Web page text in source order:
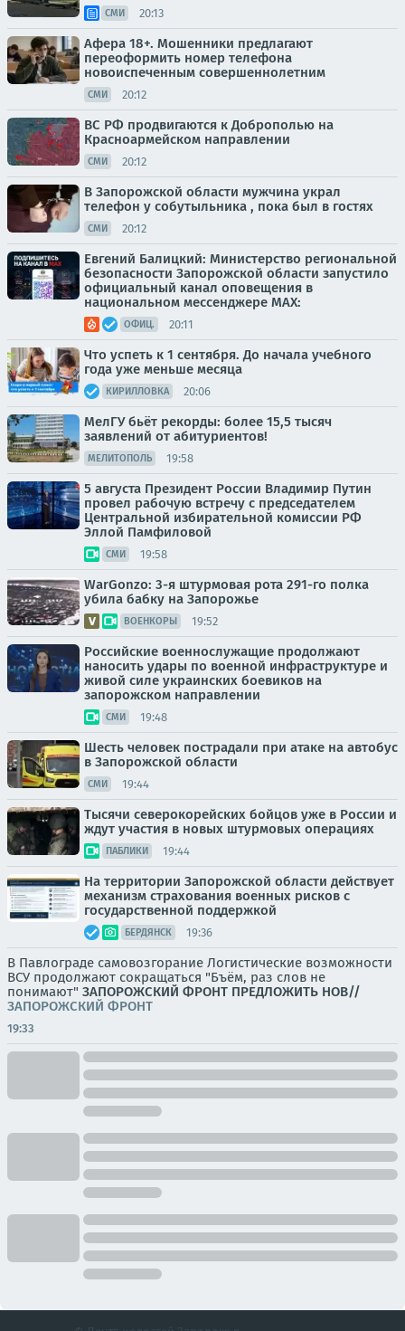
СМИ 20:13
Афера 18+. Мошенники предлагают
переоформить номер телефона
новоиспеченным совершеннолетним
СМИ 20:12
ВС РФ продвигаются к Доброполью на
Красноармейском направлении
СМИ 20:12
В Запорожской области мужчина украл
телефон у собутыльника , пока был в гостях
СМИ 20:12
Евгений Балицкий: Министерство региональной
безопасности Запорожской области запустило
официальный канал оповещения в
национальном мессенджере MAX:
ОФИЦ. 20:11
Что успеть к 1 сентября. До начала учебного
года уже меньше месяца
КИРИЛЛОВКА 20:06
МелГУ бьёт рекорды: более 15,5 тысяч
заявлений от абитуриентов!
МЕЛИТОПОЛЬ 19:58
5 августа Президент России Владимир Путин
провел рабочую встречу с председателем
Центральной избирательной комиссии РФ
Эллой Памфиловой
СМИ 19:58
WarGonzo: 3-я штурмовая рота 291-го полка
убила бабку на Запорожье
ВОЕНКОРЫ 19:52
Российские военнослужащие продолжают
наносить удары по военной инфраструктуре и
живой силе украинских боевиков на
запорожском направлении
СМИ 19:48
Шесть человек пострадали при атаке на автобус
в Запорожской области
СМИ 19:44
Тысячи северокорейских бойцов уже в России и
ждут участия в новых штурмовых операциях
ПАБЛИКИ 19:44
На территории Запорожской области действует
механизм страхования военных рисков с
государственной поддержкой
БЕРДЯНСК 19:36
В Павлограде самовозгорание Логистические возможности
ВСУ продолжают сокращаться "Бъём, раз слов не
понимают" ЗАПОРОЖСКИЙ ФРОНТ ПРЕДЛОЖИТЬ НОВ//
ЗАПОРОЖСКИЙ ФРОНТ
19:33